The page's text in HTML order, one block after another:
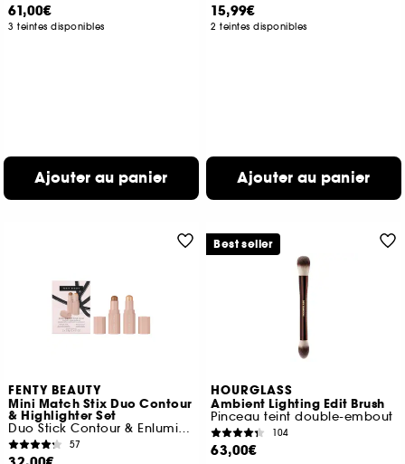
61,00€
3 teintes disponibles
Ajouter au panier
15,99€
2 teintes disponibles
Ajouter au panier
FENTY BEAUTY
Mini Match Stix Duo Contour
& Highlighter Set
Duo Stick Contour & Enlumineur
57
HOURGLASS
Ambient Lighting Edit Brush
Pinceau teint double-embout
104
63,00€
Best seller